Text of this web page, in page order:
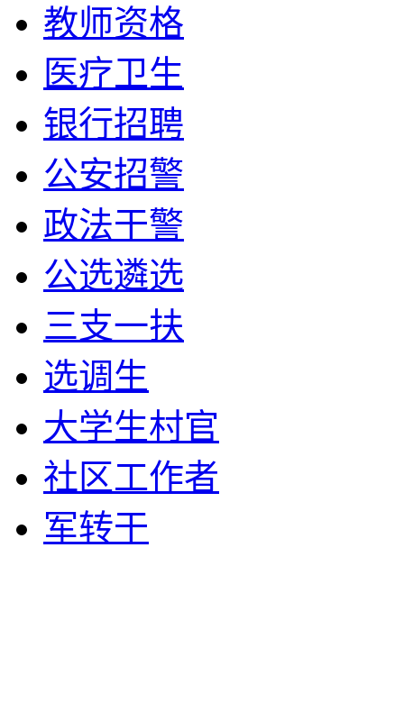
教师资格
医疗卫生
银行招聘
公安招警
政法干警
公选遴选
三支一扶
选调生
大学生村官
社区工作者
军转干